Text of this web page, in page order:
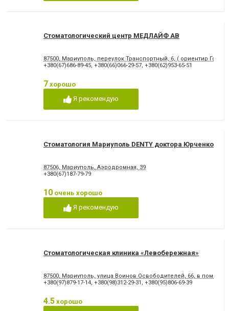
Удаление постоянного зуба
Фторирование зубов и
восстановление эмали
реставрация зубов
Шинирование зубов
Элайнеры
Стоматологический центр МЕДЛАЙФ АВ
87500, Мариуполь, переулок Транспортный, 6, ( ориентир
+380(67)686-89-45, +380(66)066-29-57, +380(62)953-65-51
7 хорошо
Я рекомендую
Стоматология Мариуполь DENTY доктора Юрченко
87506, Мариуполь, Аэродромная, 39
+380(67)187-79-79
10 очень хорошо
Я рекомендую
Стоматологическая клиника «Левобережная»
87500, Мариуполь, улица Воинов Освободителей, 66, в
+380(97)879-17-14, +380(98)312-29-31 , +380(95)806-69-39
4.5 хорошо